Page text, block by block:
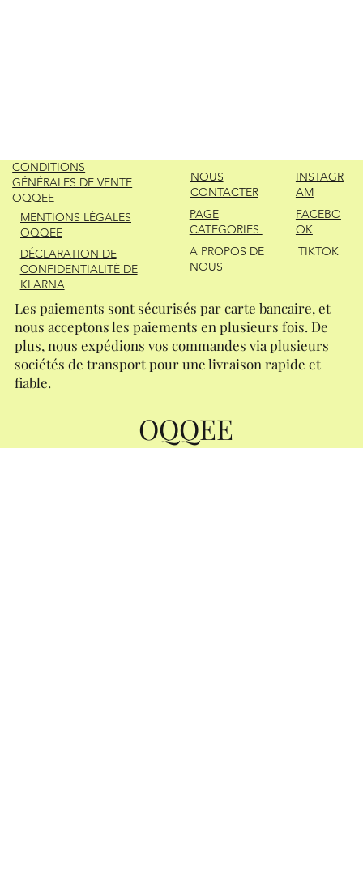
OQQEE
Les paiements sont sécurisés par carte bancaire, et
nous acceptons les paiements en plusieurs fois. De
plus, nous expédions vos commandes via plusieurs
sociétés de transport pour une livraison rapide et
fiable.
INSTAGR
AM
FACEBO
OK
TIKTOK
NOUS
CONTACTER
PAGE
CATEGORIES
A PROPOS DE
NOUS
CONDITIONS
GÉNÉRALES DE VENTE
OQQEE
MENTIONS LÉGALES
OQQEE
DÉCLARATION DE
CONFIDENTIALITÉ DE
KLARNA